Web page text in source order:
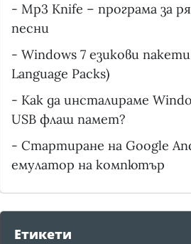
- Mp3 Knife – програма за
песни
- Windows 7 езикови
Language Packs)
- Как да инсталираме
USB флаш памет?
- Стартиране на Google
емулатор на компютър
Етикети